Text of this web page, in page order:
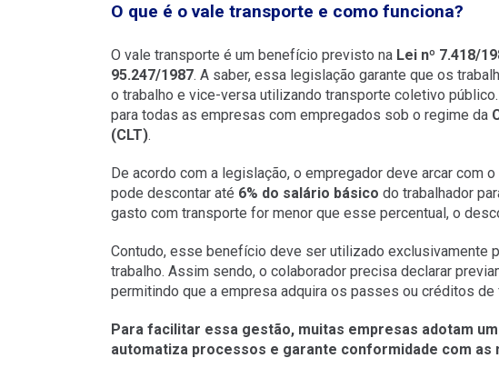
O que é o vale transporte e como funciona?
O vale transporte é um benefício previsto na Lei nº 7.418/
95.247/1987. A saber, essa legislação garante que os
o trabalho e vice-versa utilizando transporte coletivo
para todas as empresas com empregados sob o regime da
(CLT).
De acordo com a legislação, o empregador deve arcar com
pode descontar até 6% do salário básico do trabalhador
gasto com transporte for menor que esse percentual, o
Contudo, esse benefício deve ser utilizado exclusivamente
trabalho. Assim sendo, o colaborador precisa declarar
permitindo que a empresa adquira os passes ou créditos de
Para facilitar essa gestão, muitas empresas adotam um
automatiza processos e garante conformidade com as